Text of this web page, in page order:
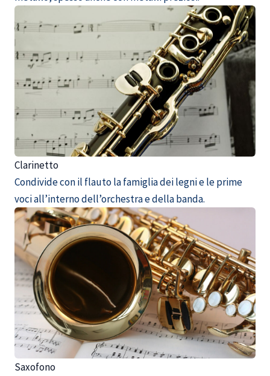
Clarinetto
Condivide con il flauto la famiglia dei legni e le prime
voci all’interno dell’orchestra e della banda.
Saxofono